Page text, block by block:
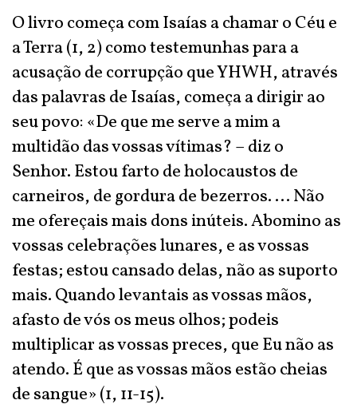
O livro começa com Isaías a chamar o Céu e
a Terra (1, 2) como testemunhas para a
acusação de corrupção que YHWH, através
das palavras de Isaías, começa a dirigir ao
seu povo: «De que me serve a mim a
multidão das vossas vítimas? – diz o
Senhor. Estou farto de holocaustos de
carneiros, de gordura de bezerros. … Não
me ofereçais mais dons inúteis. Abomino as
vossas celebrações lunares, e as vossas
festas; estou cansado delas, não as suporto
mais. Quando levantais as vossas mãos,
afasto de vós os meus olhos; podeis
multiplicar as vossas preces, que Eu não as
atendo. É que as vossas mãos estão cheias
de sangue» (1, 11-15).